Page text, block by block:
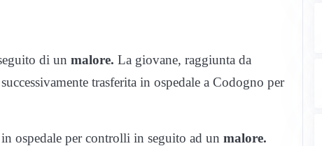
di un malore. La giovane, raggiunta da
successivamente trasferita in ospedale a Codogno per
ospedale per controlli in seguito ad un malore.